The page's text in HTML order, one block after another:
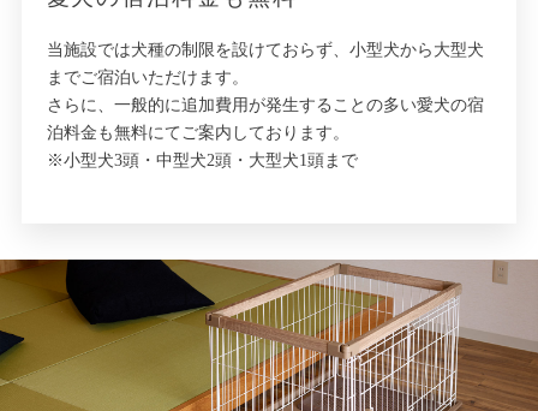
当施設では犬種の制限を設けておらず、小型犬から大型犬
までご宿泊いただけます。
さらに、一般的に追加費用が発生することの多い愛犬の宿
泊料金も無料にてご案内しております。
※小型犬3頭・中型犬2頭・大型犬1頭まで